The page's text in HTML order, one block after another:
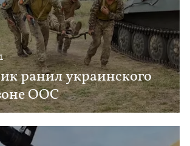
ранил украинского
ООС